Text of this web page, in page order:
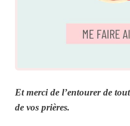
Et merci de l’entourer de
de vos prières.